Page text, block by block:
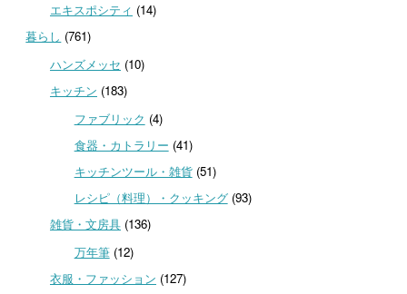
エキスポシティ (14)
暮らし (761)
ハンズメッセ (10)
キッチン (183)
ファブリック (4)
食器・カトラリー (41)
キッチンツール・雑貨(51)
レシピ（料理）・クッキング(93)
雑貨・文房具(136)
万年筆(12)
衣服・ファッション (127)